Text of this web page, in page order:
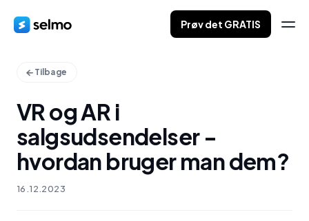
Prøv det GRATIS
Tilbage
VR og AR i
salgsudsendelser -
hvordan bruger man dem?
16.12.2023